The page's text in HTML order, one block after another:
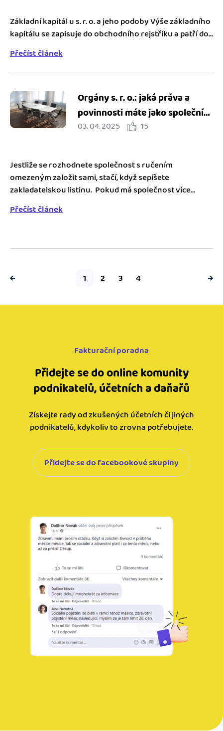
Základní kapitál u s. r. o. a jeho podoby Výše základního
kapitálu se zapisuje do obchodního rejstříku a patří do...
Přečíst článek
Orgány s. r. o.: jaká práva a
povinnosti máte jako společník
nebo jednatel
03. 04. 2025 15
Jestliže se rozhodnete společnost s ručením
omezeným založit sami, stačí, když sepíšete
zakladatelskou listinu. Pokud má společnost více
Přečíst článek
1 2 3 4
Fakturační poradna
Přidejte se do online komunity
podnikatelů, účetních a daňařů
Získejte rady od zkušených účetních či jiných
podnikatelů, kdykoliv to zrovna potřebujete.
Přidejte se do facebookové skupiny